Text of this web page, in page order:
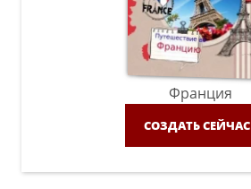
Франция
СОЗДАТЬ СЕЙЧАС